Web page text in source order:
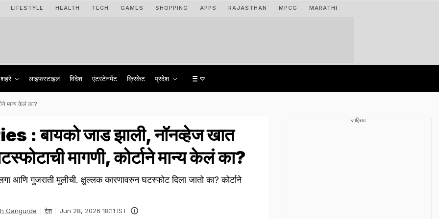
LIFESTYLE HEALTH TECH GAMES SHOPPING APPS RAJASTHAN MPCG MARATHI
शहरे लाइफस्टाइल विदेश एंटरटेनमेंट क्रिकेट प्रदेश
मान्य केलं का?
: बायको जाड झाली, नॉनव्हेज खात
मागणी, कोर्टाने मान्य केलं का?
आणि गुजराती मुलीची. क्षुल्लक कारणावरुन घटस्फोट दिला जातो का? कोर्टाने
Gangurde देश Jun 28, 2026 18:11 IST
जाहिरात